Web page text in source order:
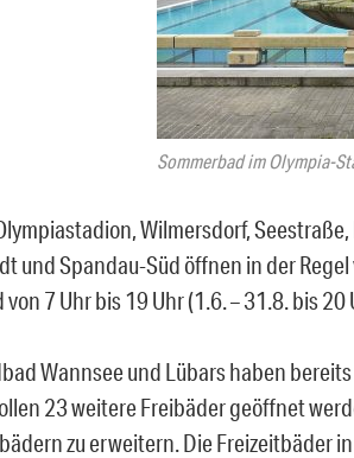
Sommerbad im Olympia-
Wilmersdorf,
und Spandau-Süd öffnen in der Regel
von 7 Uhr bis 19 Uhr (1.6. – 31.8. bis
Wannsee und Lübars haben
23 weitere Freibäder geöffnet
zu erweitern. Die Freizeitbäder